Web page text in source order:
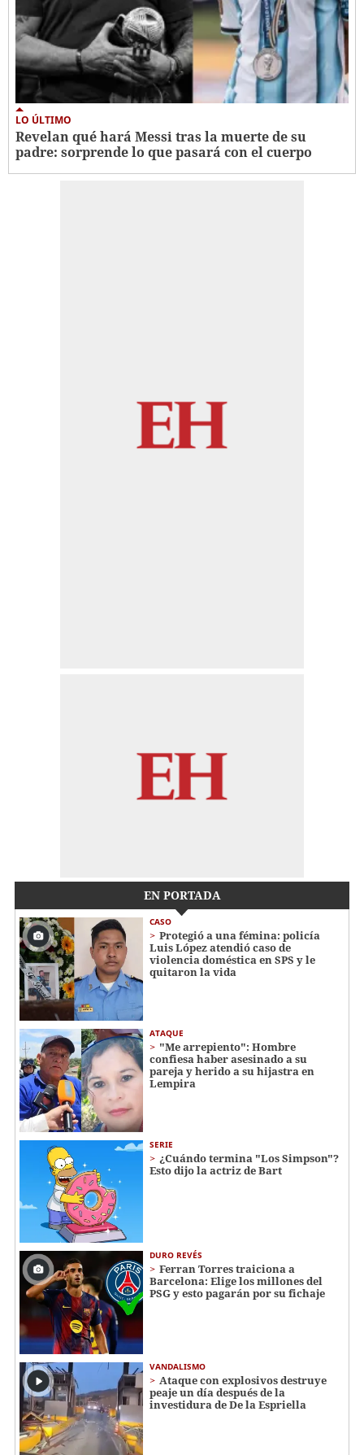
LO ÚLTIMO
Revelan qué hará Messi tras la muerte de su
padre: sorprende lo que pasará con el cuerpo
EN PORTADA
CASO
Protegió a una fémina: policía
Luis López atendió caso de
violencia doméstica en SPS y le
quitaron la vida
ATAQUE
"Me arrepiento": Hombre
confiesa haber asesinado a su
pareja y herido a su hijastra en
Lempira
SERIE
¿Cuándo termina "Los Simpson"?
Esto dijo la actriz de Bart
DURO REVÉS
Ferran Torres traiciona a
Barcelona: Elige los millones del
PSG y esto pagarán por su fichaje
VANDALISMO
Ataque con explosivos destruye
peaje un día después de la
investidura de De la Espriella